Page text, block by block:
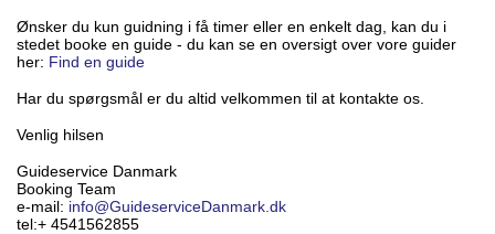
Ønsker du kun guidning i få timer eller en enkelt dag, kan du i
stedet booke en guide - du kan se en oversigt over vore guider
her: Find en guide
Har du spørgsmål er du altid velkommen til at kontakte os.
Venlig hilsen
Guideservice Danmark
Booking Team
e-mail: info@GuideserviceDanmark.dk
tel:+ 4541562855